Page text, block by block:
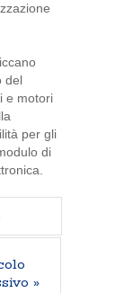
del
e motori
per gli
di
»